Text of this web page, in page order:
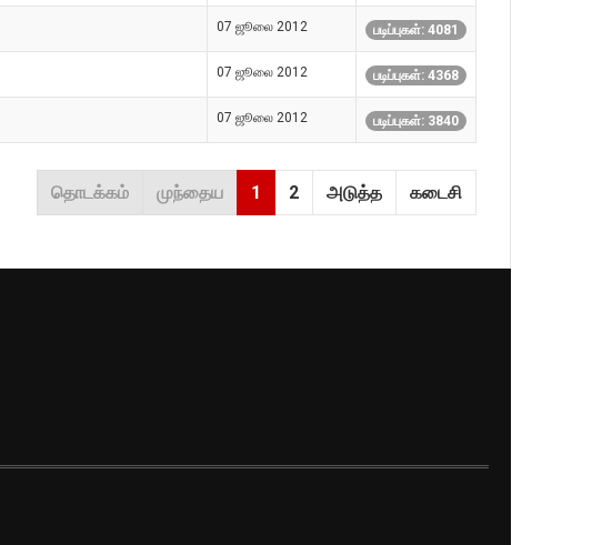
07 ஜூலை 2012 படிப்புகள்: 4081
07 ஜூலை 2012 படிப்புகள்: 4368
07 ஜூலை 2012 படிப்புகள்: 3840
தொடக்கம் முந்தைய 1 2 அடுத்த கடைசி